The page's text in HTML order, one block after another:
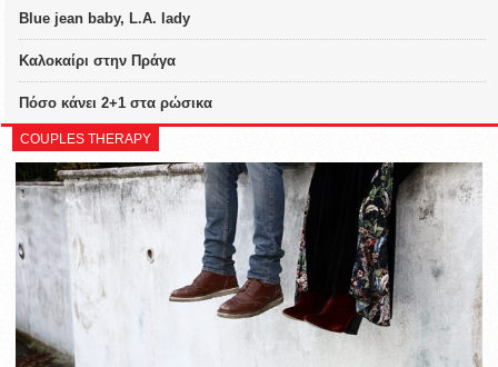
Blue jean baby, L.A. lady
Καλοκαίρι στην Πράγα
Πόσο κάνει 2+1 στα ρώσικα
COUPLES THERAPY